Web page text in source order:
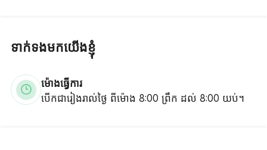
ទាក់ទងមកយើងខ្ញុំ
ម៉ោងធ្វើការ
បើកជារៀងរាល់ថ្ងៃ ពីម៉ោង 8:00 ព្រឹក ដល់ 8:00 យប់។